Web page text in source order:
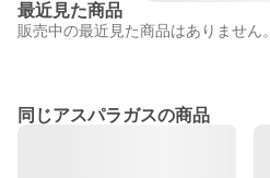
最近見た商品
販売中の最近見た商品はありません。
同じアスパラガスの商品